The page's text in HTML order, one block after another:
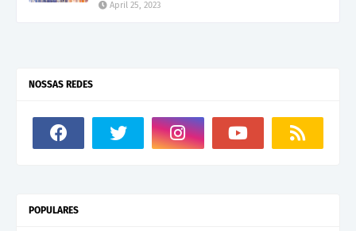
April 25, 2023
NOSSAS REDES
POPULARES